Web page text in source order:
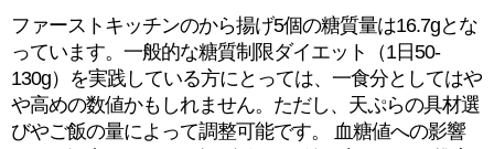
ファーストキッチンのから揚げ5個の糖質量は16.7gとな
っています。一般的な糖質制限ダイエット（1日50-
130g）を実践している方にとっては、一食分としてはや
や高めの数値かもしれません。ただし、天ぷらの具材選
びやご飯の量によって調整可能です。 血糖値への影響